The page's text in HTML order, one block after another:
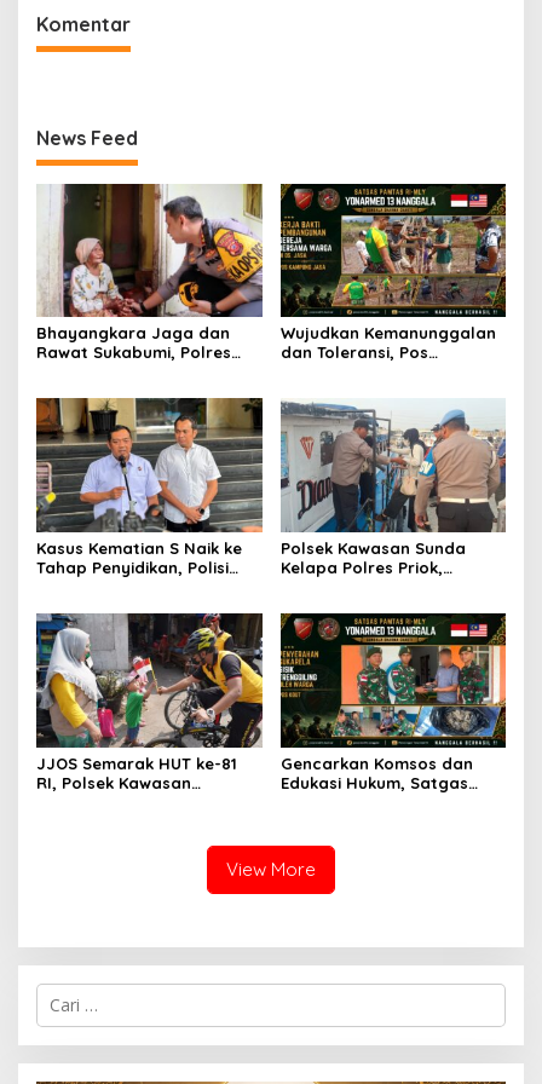
Komentar
News Feed
Bhayangkara Jaga dan
Rawat Sukabumi, Polres
Wujudkan Kemanunggalan
dan Toleransi, Pos
13/Nanggala Bersama
Warga Gelar Kerja Bakti
Pembangunan Gereja di
Desa Jasa
Kasus Kematian S Naik ke
Tahap Penyidikan, Polisi
Polsek Kawasan Sunda
Kelapa Polres Priok,
Dermaga Kali Adem Muara
Angke
JJOS Semarak HUT ke-81
RI, Polsek Kawasan
Gencarkan Komsos dan
Edukasi Hukum, Satgas
Sisik Trenggiling dari Warga
Perbatasan
View More
C
i